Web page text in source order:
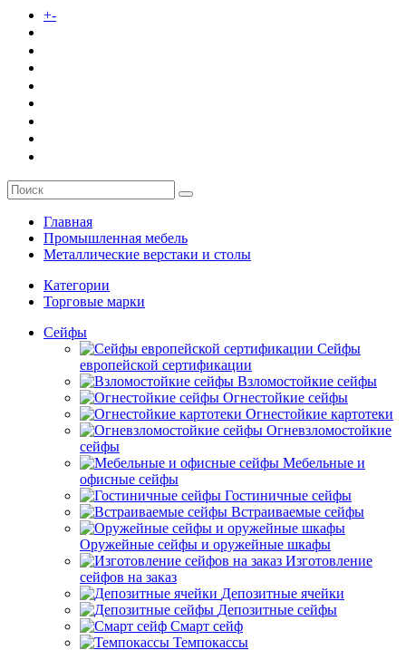
+-
Главная
Промышленная мебель
Металлические верстаки и столы
Категории
Торговые марки
Сейфы
Сейфы
европейской сертификации
Взломостойкие сейфы
Огнестойкие сейфы
Огнестойкие картотеки
Огневзломостойкие
сейфы
Мебельные и
офисные сейфы
Гостиничные сейфы
Встраиваемые сейфы
Оружейные сейфы и оружейные шкафы
Изготовление
сейфов на заказ
Депозитные ячейки
Депозитные сейфы
Смарт сейф
Темпокассы